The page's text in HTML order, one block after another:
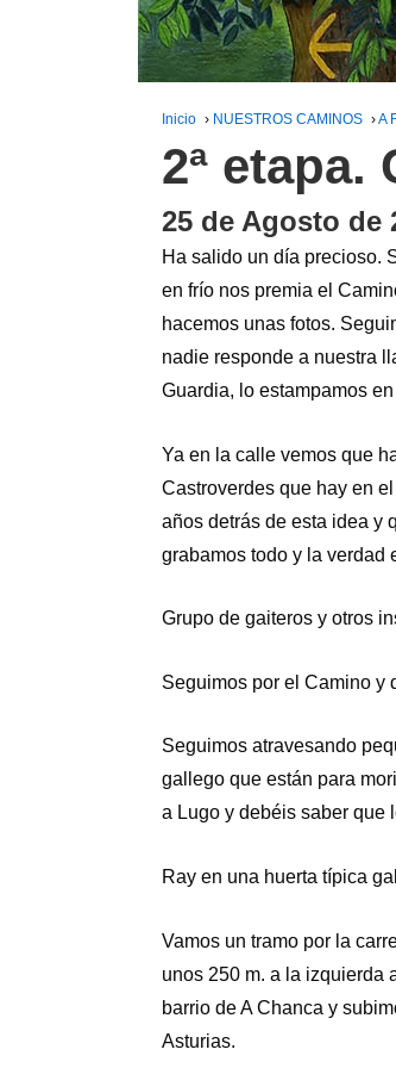
Inicio › NUESTROS CAMINOS ›A
2ª etapa.
25 de Agosto de
Ha salido un día precioso.
en frío nos premia el
hacemos unas fotos.
nadie responde a nuestra
Guardia, lo estampamos
Ya en la calle vemos que
Castroverdes que hay en
años detrás de esta idea y
grabamos todo y la verdad
Grupo de gaiteros y otros
Seguimos por el Camino y
Seguimos atravesando
gallego que están para
a Lugo y debéis saber que
Ray en una huerta típica
Vamos un tramo por la
unos 250 m. a la izquierda
barrio de A Chanca y
Asturias.